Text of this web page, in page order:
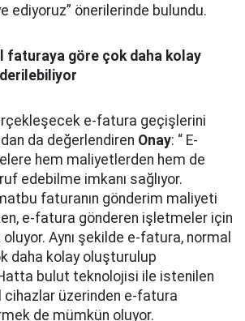
ediyoruz” önerilerinde bulundu.
faturaya göre çok daha kolay
e-fatura geçişlerini
da değerlendiren Onay: “ E-
hem maliyetlerden hem de
edebilme imkanı sağlıyor.
faturanın gönderim maliyeti
e-fatura gönderen işletmeler için
Aynı şekilde e-fatura, normal
daha kolay oluşturulup
bulut teknolojisi ile istenilen
cihazlar üzerinden e-fatura
de mümkün oluyor.